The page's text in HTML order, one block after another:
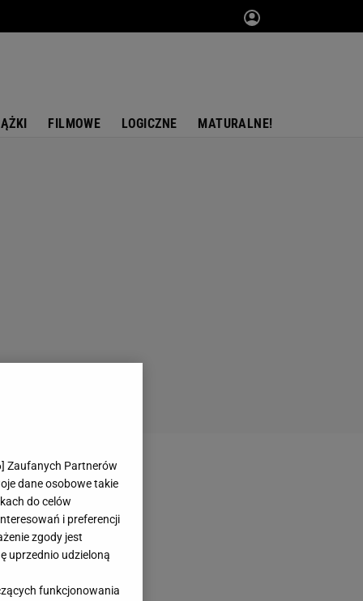
FILMOWE LOGICZNE MATURALNE!
] Zaufanych Partnerów
dane osobowe takie
do celów
i preferencji
zgody jest
uprzednio udzieloną
funkcjonowania